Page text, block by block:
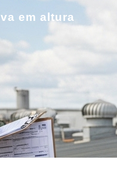
em altura